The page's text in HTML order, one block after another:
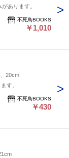
あります。
不死鳥BOOKS
￥1,010
20cm
す。
不死鳥BOOKS
￥430